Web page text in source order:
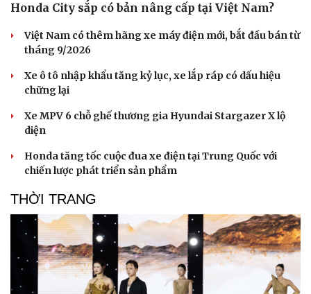
Honda City sắp có bản nâng cấp tại Việt Nam?
Việt Nam có thêm hãng xe máy điện mới, bắt đầu bán từ
tháng 9/2026
Xe ô tô nhập khẩu tăng kỷ lục, xe lắp ráp có dấu hiệu
chững lại
Xe MPV 6 chỗ ghế thương gia Hyundai Stargazer X lộ
diện
Honda tăng tốc cuộc đua xe điện tại Trung Quốc với
chiến lược phát triển sản phẩm
THỜI TRANG